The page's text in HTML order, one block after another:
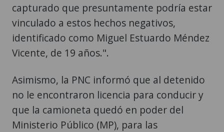
capturado que presuntamente podría estar
vinculado a estos hechos negativos,
identificado como Miguel Estuardo Méndez
Vicente, de 19 años.".
Asimismo, la PNC informó que al detenido
no le encontraron licencia para conducir y
que la camioneta quedó en poder del
Ministerio Público (MP), para las